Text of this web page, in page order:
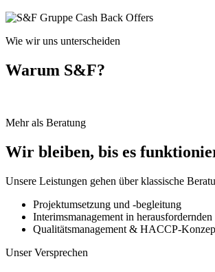
Wie wir uns unterscheiden
Warum S&F?
Mehr als Beratung
Wir bleiben, bis es
Unsere Leistungen gehen über klassische
Projektumsetzung und -begleitung
Interimsmanagement in
Qualitätsmanagement & HACCP-
Unser Versprechen